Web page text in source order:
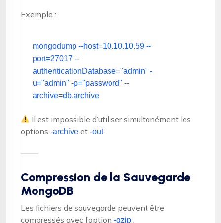
Exemple :
mongodump --host=10.10.10.59 --
port=27017 --
authenticationDatabase="admin" -
u="admin" -p="password" --
archive=db.archive
Il est impossible d’utiliser simultanément les
options -archive et -out.
Compression de la Sauvegarde
MongoDB
Les fichiers de sauvegarde peuvent être
compressés avec l’option -gzip :